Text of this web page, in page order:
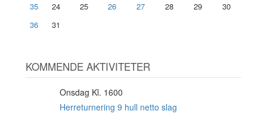
35
24 25 26 27 28 29
30
36
31
KOMMENDE AKTIVITETER
Onsdag Kl. 1600
Herreturnering 9 hull netto slag